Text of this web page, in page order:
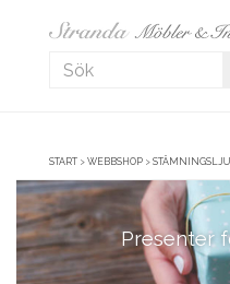
START > WEBBSHOP >
Presenter